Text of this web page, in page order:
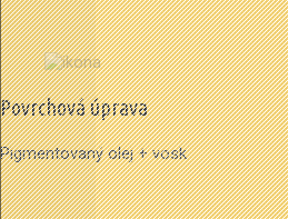
Povrchová úprava
Pigmentovaný olej + vosk